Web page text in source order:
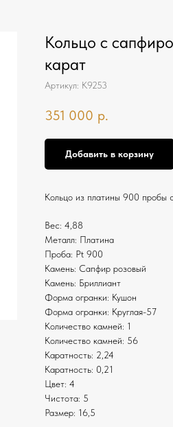
Кольцо с
карат
Артикул: К9253
351 000 р.
Добавить в корзину
Кольцо из платины 900 пробы
Вес: 4,88
Металл: Платина
Проба: Pt 900
Камень: Сапфир розовый
Камень: Бриллиант
Форма огранки: Кушон
Форма огранки: Круглая-57
Количество камней: 1
Количество камней: 56
Каратность: 2,24
Каратность: 0,21
Цвет: 4
Чистота: 5
Размер: 16,5